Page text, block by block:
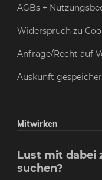
AGBs +
Widerspruch zu
Anfrage/Recht auf
Auskunft
Mitwirken
Lust mit dabei
suchen?